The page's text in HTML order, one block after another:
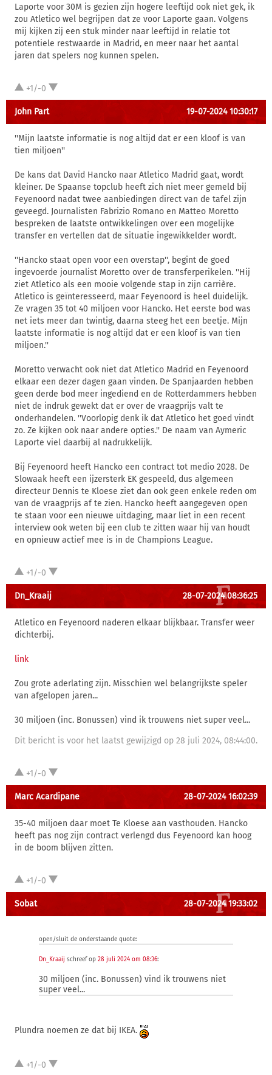
Laporte voor 30M is gezien zijn hogere leeftijd ook niet gek, ik
zou Atletico wel begrijpen dat ze voor Laporte gaan. Volgens
mij kijken zij een stuk minder naar leeftijd in relatie tot
potentiele restwaarde in Madrid, en meer naar het aantal
jaren dat spelers nog kunnen spelen.
+1/-0
John Part 19-07-2024 10:30:17
''Mijn laatste informatie is nog altijd dat er een kloof is van
tien miljoen''
De kans dat David Hancko naar Atletico Madrid gaat, wordt
kleiner. De Spaanse topclub heeft zich niet meer gemeld bij
Feyenoord nadat twee aanbiedingen direct van de tafel zijn
geveegd. Journalisten Fabrizio Romano en Matteo Moretto
bespreken de laatste ontwikkelingen over een mogelijke
transfer en vertellen dat de situatie ingewikkelder wordt.
''Hancko staat open voor een overstap'', begint de goed
ingevoerde journalist Moretto over de transferperikelen. ''Hij
ziet Atletico als een mooie volgende stap in zijn carrière.
Atletico is geïnteresseerd, maar Feyenoord is heel duidelijk.
Ze vragen 35 tot 40 miljoen voor Hancko. Het eerste bod was
net iets meer dan twintig, daarna steeg het een beetje. Mijn
laatste informatie is nog altijd dat er een kloof is van tien
miljoen.''
Moretto verwacht ook niet dat Atletico Madrid en Feyenoord
elkaar een dezer dagen gaan vinden. De Spanjaarden hebben
geen derde bod meer ingediend en de Rotterdammers hebben
niet de indruk gewekt dat er over de vraagprijs valt te
onderhandelen. ''Voorlopig denk ik dat Atletico het goed vindt
zo. Ze kijken ook naar andere opties.'' De naam van Aymeric
Laporte viel daarbij al nadrukkelijk.
Bij Feyenoord heeft Hancko een contract tot medio 2028. De
Slowaak heeft een ijzersterk EK gespeeld, dus algemeen
directeur Dennis te Kloese ziet dan ook geen enkele reden om
van de vraagprijs af te zien. Hancko heeft aangegeven open
te staan voor een nieuwe uitdaging, maar liet in een recent
interview ook weten bij een club te zitten waar hij van houdt
en opnieuw actief mee is in de Champions League.
+1/-0
Dn_Kraaij 28-07-2024 08:36:25
Atletico en Feyenoord naderen elkaar blijkbaar. Transfer weer
dichterbij.
link
Zou grote aderlating zijn. Misschien wel belangrijkste speler
van afgelopen jaren...
30 miljoen (inc. Bonussen) vind ik trouwens niet super veel...
Dit bericht is voor het laatst gewijzigd op 28 juli 2024, 08:44:00.
+1/-0
Marc Acardipane 28-07-2024 16:02:39
35-40 miljoen daar moet Te Kloese aan vasthouden. Hancko
heeft pas nog zijn contract verlengd dus Feyenoord kan hoog
in de boom blijven zitten.
+1/-0
Sobat 28-07-2024 19:33:02
open/sluit de onderstaande quote:
Dn_Kraaij schreef op 28 juli 2024 om 08:36:
30 miljoen (inc. Bonussen) vind ik trouwens niet
super veel...
Plundra noemen ze dat bij IKEA.
+1/-0